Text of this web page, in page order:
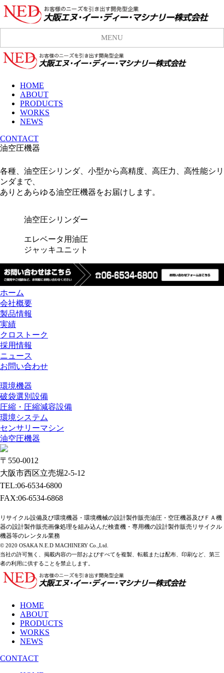
MENU
HOME
ABOUT
PRODUCTS
WORKS
NEWS
CONTACT
油空圧機器
各種、油空圧シリンダ、小型から高精度、高圧力、高性能シリ
ンダまで、
ありとあらゆる油空圧機器をお届けします。
油空圧シリンダー
エレベータ用油圧
ジャッキユニット
ホーム
会社概要
製品情報
実績
クロストーク
採用情報
ニュース
お問い合わせ
環境機器
破袋選別設備
圧縮・圧縮減容設備
環境システム
センサリーマシン
油空圧機器
〒550-0012
大阪市西区立売堀2-5-12
TEL:06-6534-6800
FAX:06-6534-6868
リサイクル設備及び環境機器・環境機械の設計製作販売油圧・空圧機器及びＦＡ機
器の設計製作販売画像処理を組み込んだ検査機・専用機の設計製作販売リサイクル
機器等のレンタル業務
© 2020 OSAKA N.E.D MACHINERY Co.,Ltd.
当社の許可無く、掲載内容の一部およびすべてを複製、転載または配布、印刷など、第三
者の利用に供することを禁止します。
HOME
ABOUT
PRODUCTS
WORKS
NEWS
CONTACT